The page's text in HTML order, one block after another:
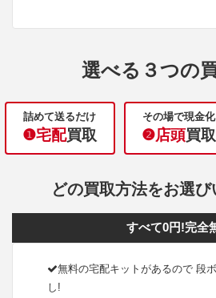
選べる３つの
詰めて送るだけ
❶宅配買取
その場で現金化
❷店頭買取
どの買取方法をお選
すべて0円!完全
無料の宅配キットがあるので 段
し!